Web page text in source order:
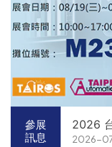
參展
訊息
2026
2026-